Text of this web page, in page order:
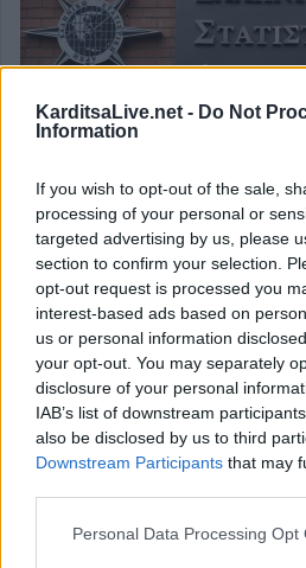
KarditsaLive.net - Do Not
Information
If you wish to opt-out of the sale,
processing of your personal or
targeted advertising by us, please
section to confirm your selection.
opt-out request is processed you
interest-based ads based on
us or personal information
your opt-out. You may separately
disclosure of your personal
IAB’s list of downstream
also be disclosed by us to third
Downstream Participants that may
Personal Data Processing Opt
ΕΛΣΤΑΤ: Στο 8% η
τον Ιούνιο του 2026
Στο 8% διαμορφώθηκε το
τον Ιούνιο του 2026, έναντι
πάνω 9,2% τον Ιούνιο 2025 και
τα κάτω 7,8% τον Μάιο 2026.